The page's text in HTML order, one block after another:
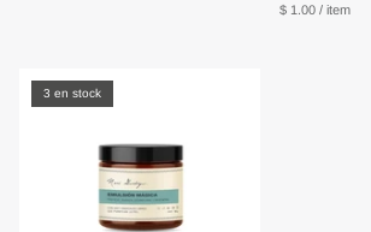
$ 1.00 / item
3 en stock